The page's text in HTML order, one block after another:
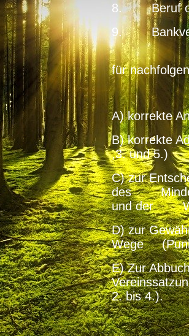
8. Beruf
9.
für
A) korrekte
B) korrekte
,3. und 5.)
C) zur
des
und der
D) zur
Wege
E) Zur
2. bis 4.).